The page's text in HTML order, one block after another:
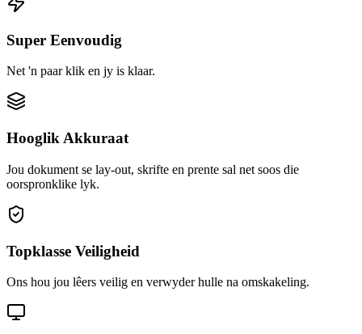
Super Eenvoudig
Net 'n paar klik en jy is klaar.
Hooglik Akkuraat
Jou dokument se lay-out, skrifte en prente sal net soos die
oorspronklike lyk.
Topklasse Veiligheid
Ons hou jou lêers veilig en verwyder hulle na omskakeling.